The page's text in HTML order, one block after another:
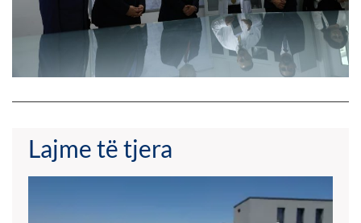
Lajme të tjera